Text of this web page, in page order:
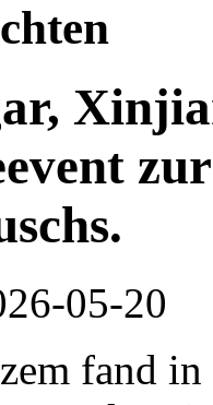
05-20
fand in